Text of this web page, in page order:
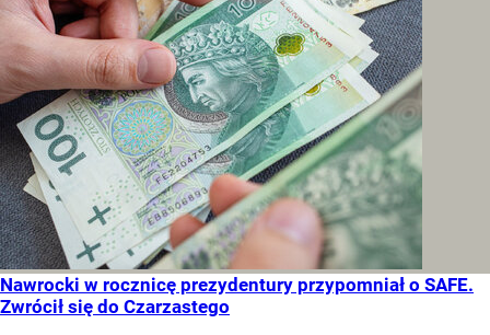
Nawrocki w rocznicę prezydentury przypomniał o SAFE.
Zwrócił się do Czarzastego